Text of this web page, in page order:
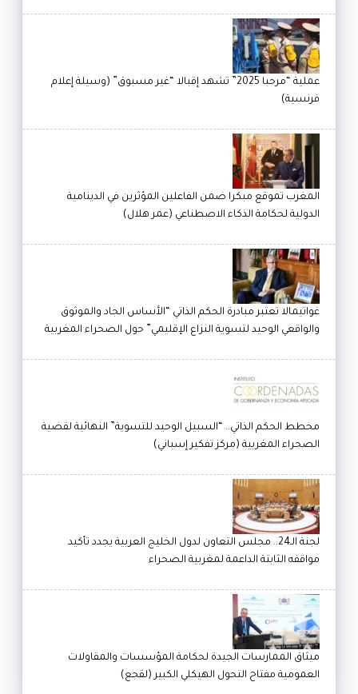
عملية “مرحبا 2025” تشهد إقبالا “غير مسبوق” (وسيلة إعلام
فرنسية)
المغرب تموقع مبكرا ضمن الفاعلين المؤثرين في الدينامية
الدولية لحكامة الذكاء الاصطناعي (عمر هلال)
غواتيمالا تعتبر مبادرة الحكم الذاتي “الأساس الجاد والموثوق
والواقعي الوحيد لتسوية النزاع الإقليمي” حول الصحراء المغربية
مخطط الحكم الذاتي.. “السبيل الوحيد للتسوية” النهائية لقضية
الصحراء المغربية (مركز تفكير إسباني)
لجنة الـ24.. مجلس التعاون لدول الخليج العربية يجدد تأكيد
مواقفه الثابتة الداعمة لمغربية الصحراء
ميثاق الممارسات الجيدة لحكامة المؤسسات والمقاولات
العمومية مفتاح التحول الهيكلي الكبير (لقجع)